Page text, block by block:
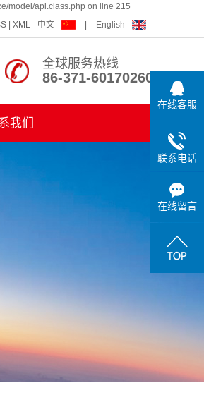
model/api.class.php on line 215
XML 中文 English
全球服务热线
86-371-60170260
我们
在线客服
联系电话
在线留言